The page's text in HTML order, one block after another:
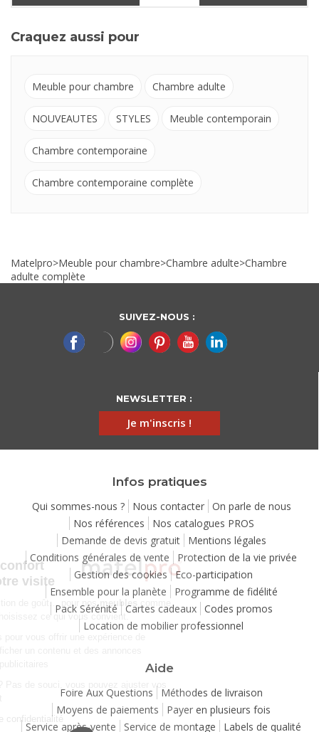
Craquez aussi pour
Meuble pour chambre Chambre adulte
NOUVEAUTES STYLES Meuble contemporain
Chambre contemporaine
Chambre contemporaine complète
Matelpro>Meuble pour chambre>Chambre adulte>Chambre
adulte complète
SUIVEZ-NOUS :
NEWSLETTER :
Je m'inscris !
Infos pratiques
Qui sommes-nous ? Nous contacter
On parle de nous
Nos références
Nos catalogues PROS
Demande de devis gratuit
Mentions légales
Conditions générales de vente
Protection de la vie privée
Gestion des cookies
Eco-participation
Ensemble pour la planète
Programme de fidélité
Pack Sérénité
Cartes cadeaux
Codes promos
Location de mobilier professionnel
Aide
Foire Aux Questions
Méthodes de livraison
Moyens de paiements
Payer en plusieurs fois
Service après-vente
Service de montage Labels de qualité
Continuer sans accepter
Chez Matelpro, le confort
commence dès votre visite
confort, c'est une question de goût… pour nos
pour nos cookies ! Vous choisissez ce qui vous convient.
personnalisées à des fins publicitaires
Besoin de changer d’avis ? Pas de souci, vous pouvez ajuster vos
préférences à tout moment
Consulter notre politique de confidentialité